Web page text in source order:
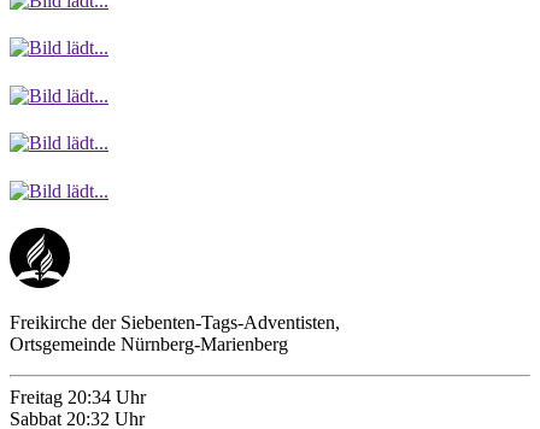
Freikirche der Siebenten-Tags-Adventisten,
Ortsgemeinde Nürnberg-Marienberg
Freitag 20:34 Uhr
Sabbat 20:32 Uhr